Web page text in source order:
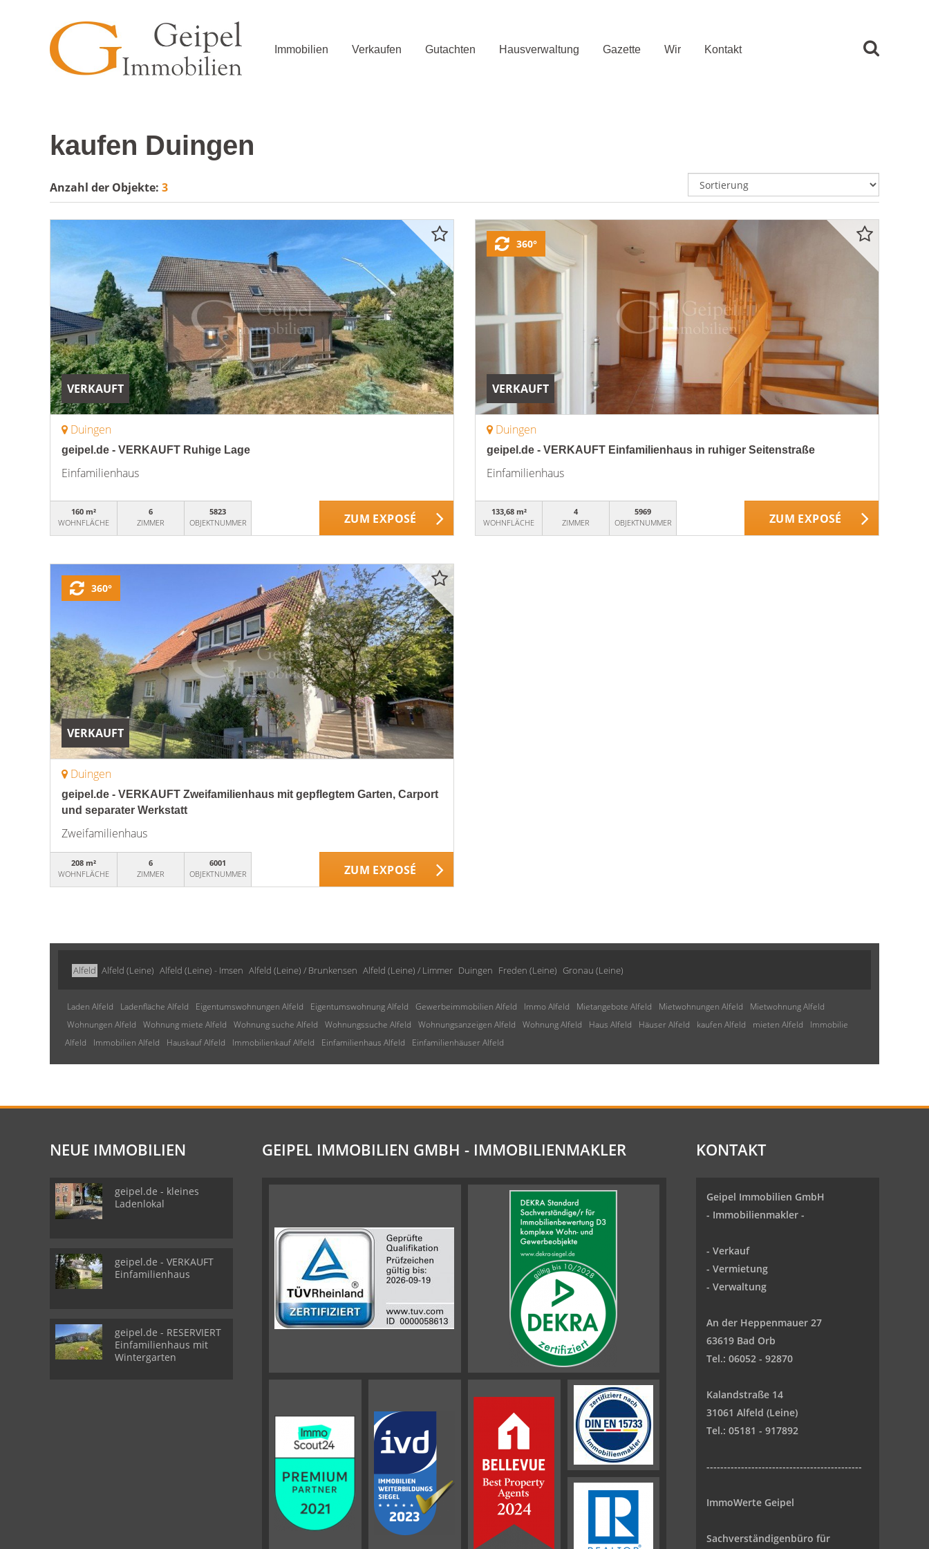
Immobilien Verkaufen Gutachten Hausverwaltung Gazette Wir Kontakt
kaufen Duingen
Anzahl der Objekte: 3
VERKAUFT
Duingen
geipel.de - VERKAUFT Ruhige Lage
Einfamilienhaus
160 m²
WOHNFLÄCHE
6
ZIMMER
5823
OBJEKTNUMMER
ZUM EXPOSÉ
VERKAUFT
360°
Duingen
geipel.de - VERKAUFT Einfamilienhaus in ruhiger Seitenstraße
Einfamilienhaus
133,68 m²
WOHNFLÄCHE
4
ZIMMER
5969
OBJEKTNUMMER
ZUM EXPOSÉ
VERKAUFT
360°
Duingen
geipel.de - VERKAUFT Zweifamilienhaus mit gepflegtem Garten, Carport
und separater Werkstatt
Zweifamilienhaus
208 m²
WOHNFLÄCHE
6
ZIMMER
6001
OBJEKTNUMMER
ZUM EXPOSÉ
Alfeld Alfeld (Leine) Alfeld (Leine) - Imsen Alfeld (Leine) / Brunkensen Alfeld (Leine) / Limmer Duingen Freden (Leine) Gronau (Leine)
Laden Alfeld Ladenfläche Alfeld Eigentumswohnungen Alfeld Eigentumswohnung Alfeld Gewerbeimmobilien Alfeld Immo Alfeld Mietangebote Alfeld Mietwohnungen Alfeld
Mietwohnung Alfeld
Wohnungen Alfeld
Wohnung miete Alfeld Wohnung suche Alfeld Wohnungssuche Alfeld Wohnungsanzeigen Alfeld Wohnung Alfeld Haus Alfeld Häuser Alfeld kaufen Alfeld mieten Alfeld
Immobilie
Alfeld
Immobilien Alfeld Hauskauf Alfeld Immobilienkauf Alfeld Einfamilienhaus Alfeld Einfamilienhäuser Alfeld
NEUE IMMOBILIEN
geipel.de - kleines
Ladenlokal
geipel.de - VERKAUFT
Einfamilienhaus
geipel.de - RESERVIERT
Einfamilienhaus mit
Wintergarten
GEIPEL IMMOBILIEN GMBH - IMMOBILIENMAKLER KONTAKT
Geipel Immobilien GmbH
- Immobilienmakler-
- Verkauf
- Vermietung
- Verwaltung
An der Heppenmauer 27
63619 Bad Orb
Tel.: 06052 - 92870
Kalandstraße 14
31061 Alfeld (Leine)
Tel.: 05181 - 917892
---------------------------------------------
ImmoWerte Geipel
Sachverständigenbüro für